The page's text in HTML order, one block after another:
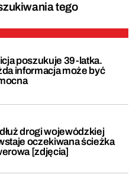
tego
poszukuje 39-latka.
informacja może być
drogi wojewódzkiej
oczekiwana ścieżka
[zdjęcia]